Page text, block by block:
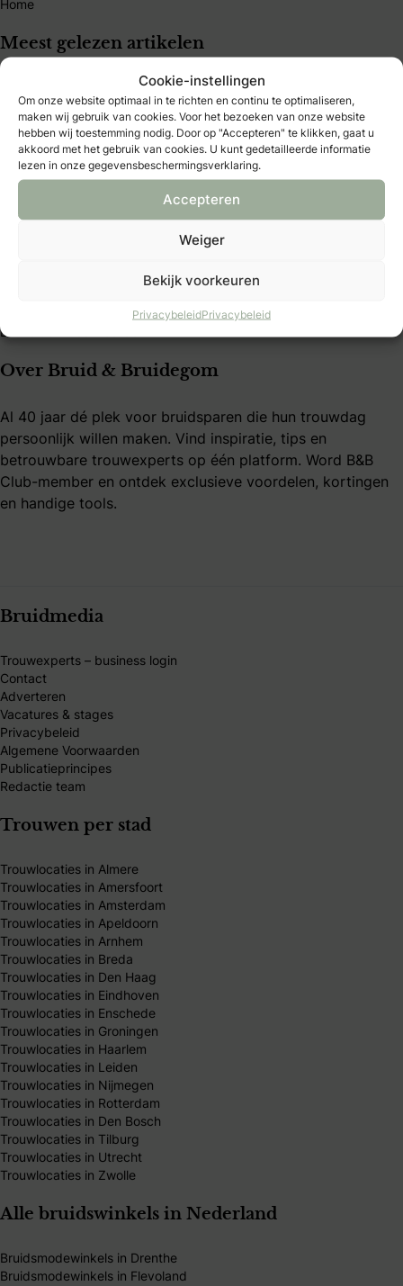
Cookie-instellingen
Om onze website optimaal in te richten en continu te optimaliseren,
maken wij gebruik van cookies. Voor het bezoeken van onze website
hebben wij toestemming nodig. Door op "Accepteren" te klikken, gaat u
akkoord met het gebruik van cookies. U kunt gedetailleerde informatie
lezen in onze gegevensbeschermingsverklaring.
Accepteren
Weiger
Bekijk voorkeuren
PrivacybeleidPrivacybeleid
Home
Meest gelezen artikelen
Welke soorten trouwjurken zijn er?
Wat doet een ceremoniemeester?
Wanneer een trouwkaart versturen?
Wat kost een gemiddelde bruiloft
Moet ik de vader om de hand vragen?
Hoeveel geld moet je geven als huwelijkscadeau?
B&B Club – voorwaarden
Over Bruid & Bruidegom
Al 40 jaar dé plek voor bruidsparen die hun trouwdag
persoonlijk willen maken. Vind inspiratie, tips en
betrouwbare trouwexperts op één platform. Word B&B
Club-member en ontdek exclusieve voordelen, kortingen
en handige tools.
Bruidmedia
Trouwexperts – business login
Contact
Adverteren
Vacatures & stages
Privacybeleid
Algemene Voorwaarden
Publicatieprincipes
Redactie team
Trouwen per stad
Trouwlocaties in Almere
Trouwlocaties in Amersfoort
Trouwlocaties in Amsterdam
Trouwlocaties in Apeldoorn
Trouwlocaties in Arnhem
Trouwlocaties in Breda
Trouwlocaties in Den Haag
Trouwlocaties in Eindhoven
Trouwlocaties in Enschede
Trouwlocaties in Groningen
Trouwlocaties in Haarlem
Trouwlocaties in Leiden
Trouwlocaties in Nijmegen
Trouwlocaties in Rotterdam
Trouwlocaties in Den Bosch
Trouwlocaties in Tilburg
Trouwlocaties in Utrecht
Trouwlocaties in Zwolle
Alle bruidswinkels in Nederland
Bruidsmodewinkels in Drenthe
Bruidsmodewinkels in Flevoland